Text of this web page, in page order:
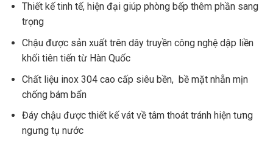
Thiết kế tinh tế, hiện đại giúp phòng bếp thêm phần sang
trọng
Chậu được sản xuất trên dây truyền công nghệ dập liền
khối tiên tiến từ Hàn Quốc
Chất liệu inox 304 cao cấp siêu bền, bề mặt nhẵn mịn
chống bám bẩn
Đáy chậu được thiết kế vát về tâm thoát tránh hiện tưng
ngưng tụ nước